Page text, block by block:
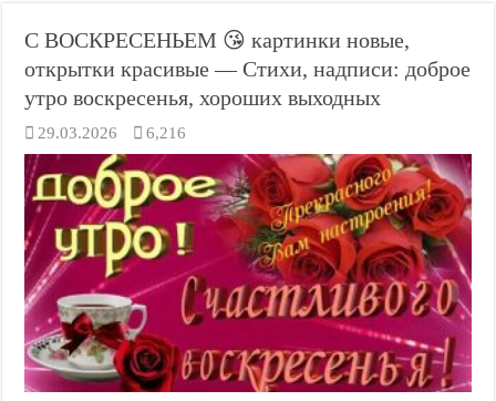
С ВОСКРЕСЕНЬЕМ 😘 картинки новые,
открытки красивые — Стихи, надписи: доброе
утро воскресенья, хороших выходных
29.03.2026 6,216